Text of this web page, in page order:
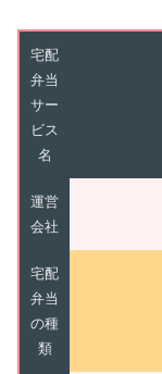
宅配
弁当
サー
ビス
名
運営
会社
宅配
弁当
の種
類